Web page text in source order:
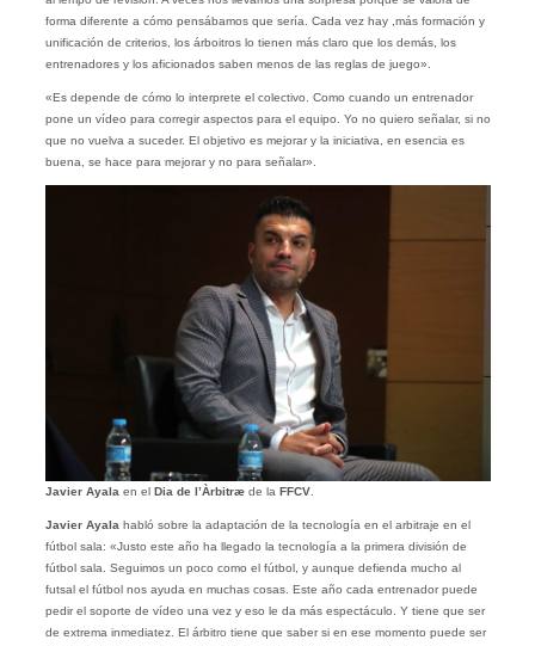
forma diferente a cómo pensábamos que sería. Cada vez hay ,más formación y
unificación de criterios, los árboitros lo tienen más claro que los demás, los
entrenadores y los aficionados saben menos de las reglas de juego».
«Es depende de cómo lo interprete el colectivo. Como cuando un entrenador
pone un vídeo para corregir aspectos para el equipo. Yo no quiero señalar, si no
que no vuelva a suceder. El objetivo es mejorar y la iniciativa, en esencia es
buena, se hace para mejorar y no para señalar».
Javier Ayala en el Dia de l’Àrbitræde la FFCV.
Javier Ayala habló sobre la adaptación de la tecnología en el arbitraje en el
fútbol sala: «Justo este año ha llegado la tecnología a la primera división de
fútbol sala. Seguimos un poco como el fútbol, y aunque defienda mucho al
futsal el fútbol nos ayuda en muchas cosas. Este año cada entrenador puede
pedir el soporte de vídeo una vez y eso le da más espectáculo. Y tiene que ser
de extrema inmediatez. El árbitro tiene que saber si en ese momento puede ser